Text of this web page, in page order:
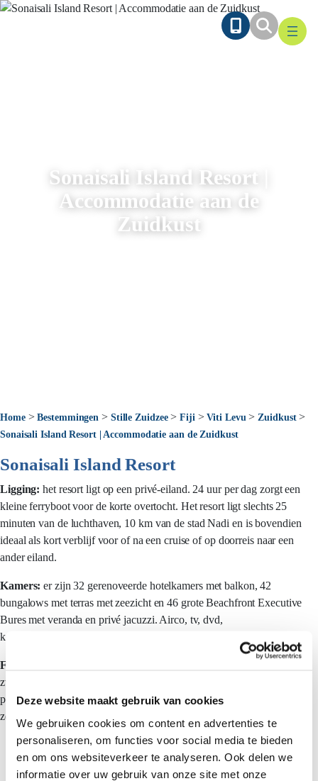
Deze website maakt gebruik van cookies
We gebruiken cookies om content en advertenties te
personaliseren, om functies voor social media te bieden
en om ons websiteverkeer te analyseren. Ook delen we
informatie over uw gebruik van onze site met onze
Ga
Sonaisali Island Resort |
Accommodatie aan de
Zuidkust
Home>Bestemmingen > Stille Zuidzee>Fiji >Viti Levu > Zuidkust>
Sonaisali Island Resort | Accommodatie aan de Zuidkust
Sonaisali Island Resort
Ligging: het resort ligt op een privé-eiland. 24 uur per dag zorgt een
kleine ferryboot voor de korte overtocht. Het resort ligt slechts 25
minuten van de luchthaven, 10 km van de stad Nadi en is bovendien
ideaal als kort verblijf voor of na een cruise of op doorreis naar een
ander eiland.
Kamers: er zijn 32 gerenoveerde hotelkamers met balkon, 42
bungalows met terras met zeezicht en 46 grote Beachfront Executive
Bures met veranda en privé jacuzzi. Airco, tv, dvd,
koffie-/theefaciliteiten, minibar en kluisje in alle kamers.
Faciliteiten:
zwembad. De gasten hebben de keuze uit tennis, catamaran zeilen,
peddelen, windsurfen, kanovaren, waterskiën, hengelen en vissen op
zee, duiken en snorkeltours.